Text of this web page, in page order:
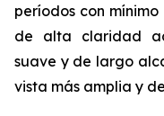
períodos con
de alta claridad
suave y de largo
vista más amplia y